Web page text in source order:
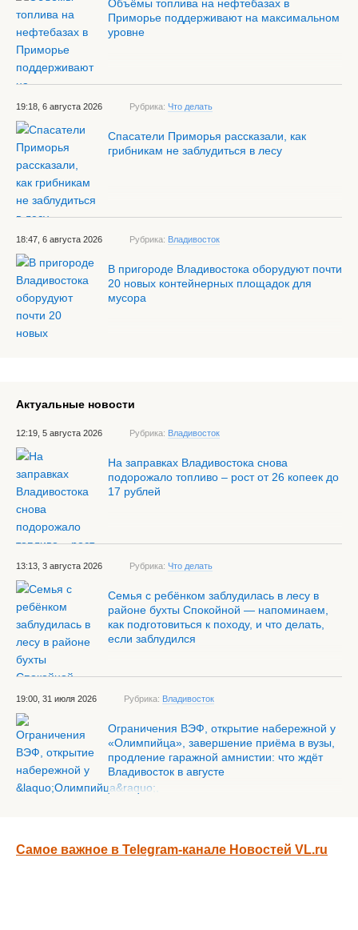
Объёмы топлива на нефтебазах в
Приморье поддерживают на максимальном
уровне
19:18, 6 августа 2026 Рубрика: Что делать
Спасатели Приморья рассказали, как
грибникам не заблудиться в лесу
18:47, 6 августа 2026 Рубрика: Владивосток
В пригороде Владивостока оборудуют почти
20 новых контейнерных площадок для
мусора
Актуальные новости
12:19, 5 августа 2026 Рубрика: Владивосток
На заправках Владивостока снова
подорожало топливо – рост от 26 копеек до
17 рублей
13:13, 3 августа 2026 Рубрика: Что делать
Семья с ребёнком заблудилась в лесу в
районе бухты Спокойной — напоминаем,
как подготовиться к походу, и что делать,
если заблудился
19:00, 31 июля 2026 Рубрика: Владивосток
Ограничения ВЭФ, открытие набережной у
«Олимпийца», завершение приёма в вузы,
продление гаражной амнистии: что ждёт
Владивосток в августе
Самое важное в Telegram-канале Новостей VL.ru